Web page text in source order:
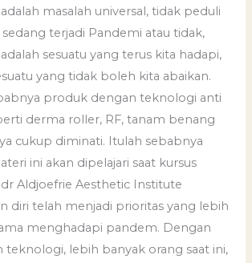
masalah universal, tidak peduli
sedang terjadi Pandemi atau tidak,
sesuatu yang terus kita hadapi,
yang tidak boleh kita abaikan.
produk dengan teknologi anti
derma roller, RF, tanam benang
cukup diminati. Itulah sebabnya
ini akan dipelajari saat kursus
Aldjoefrie Aesthetic Institute
diri telah menjadi prioritas yang lebih
menghadapi pandem. Dengan
teknologi, lebih banyak orang saat ini,